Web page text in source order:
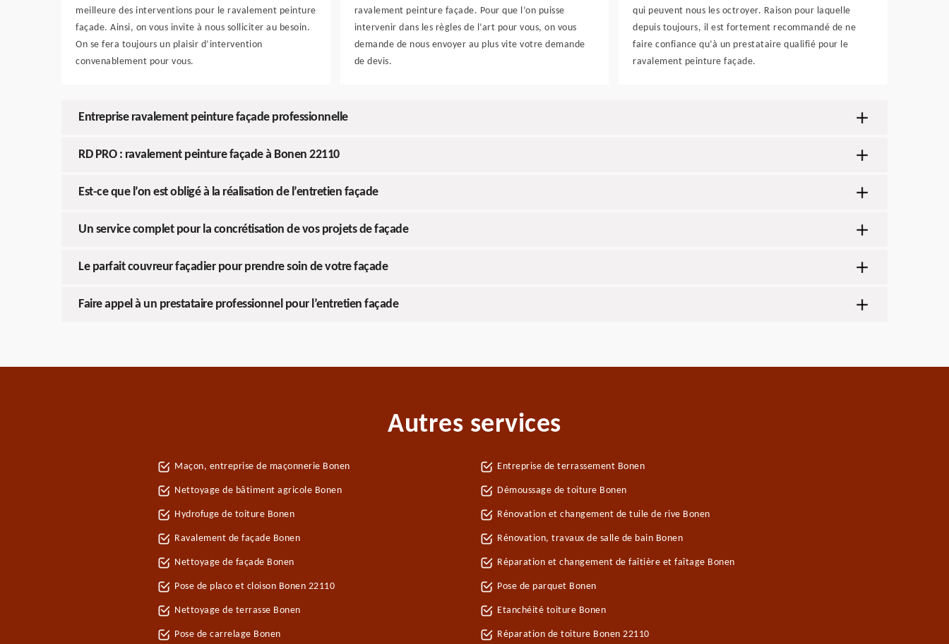
meilleure des interventions pour le ravalement peinture
façade. Ainsi, on vous invite à nous solliciter au besoin.
On se fera toujours un plaisir d’intervention
convenablement pour vous.
ravalement peinture façade. Pour que l’on puisse
intervenir dans les règles de l’art pour vous, on vous
demande de nous envoyer au plus vite votre demande
de devis.
qui peuvent nous les octroyer. Raison pour laquelle
depuis toujours, il est fortement recommandé de ne
faire confiance qu’à un prestataire qualifié pour le
ravalement peinture façade.
Entreprise ravalement peinture façade professionnelle
RD PRO : ravalement peinture façade à Bonen 22110
Est-ce que l’on est obligé à la réalisation de l’entretien façade
Un service complet pour la concrétisation de vos projets de façade
Le parfait couvreur façadier pour prendre soin de votre façade
Faire appel à un prestataire professionnel pour l’entretien façade
Autres services
Maçon, entreprise de maçonnerie Bonen
Nettoyage de bâtiment agricole Bonen
Hydrofuge de toiture Bonen
Ravalement de façade Bonen
Nettoyage de façade Bonen
Pose de placo et cloison Bonen 22110
Nettoyage de terrasse Bonen
Pose de carrelage Bonen
Entreprise de terrassement Bonen
Démoussage de toiture Bonen
Rénovation et changement de tuile de rive Bonen
Rénovation, travaux de salle de bain Bonen
Réparation et changement de faîtière et faîtage Bonen
Pose de parquet Bonen
Etanchéité toiture Bonen
Réparation de toiture Bonen 22110